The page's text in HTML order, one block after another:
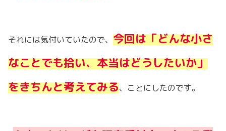
それには気付いていたので、 今回は「どんな小さ
なことでも拾い、本当はどうしたいか」
をきちんと考えてみる、ことにしたのです。